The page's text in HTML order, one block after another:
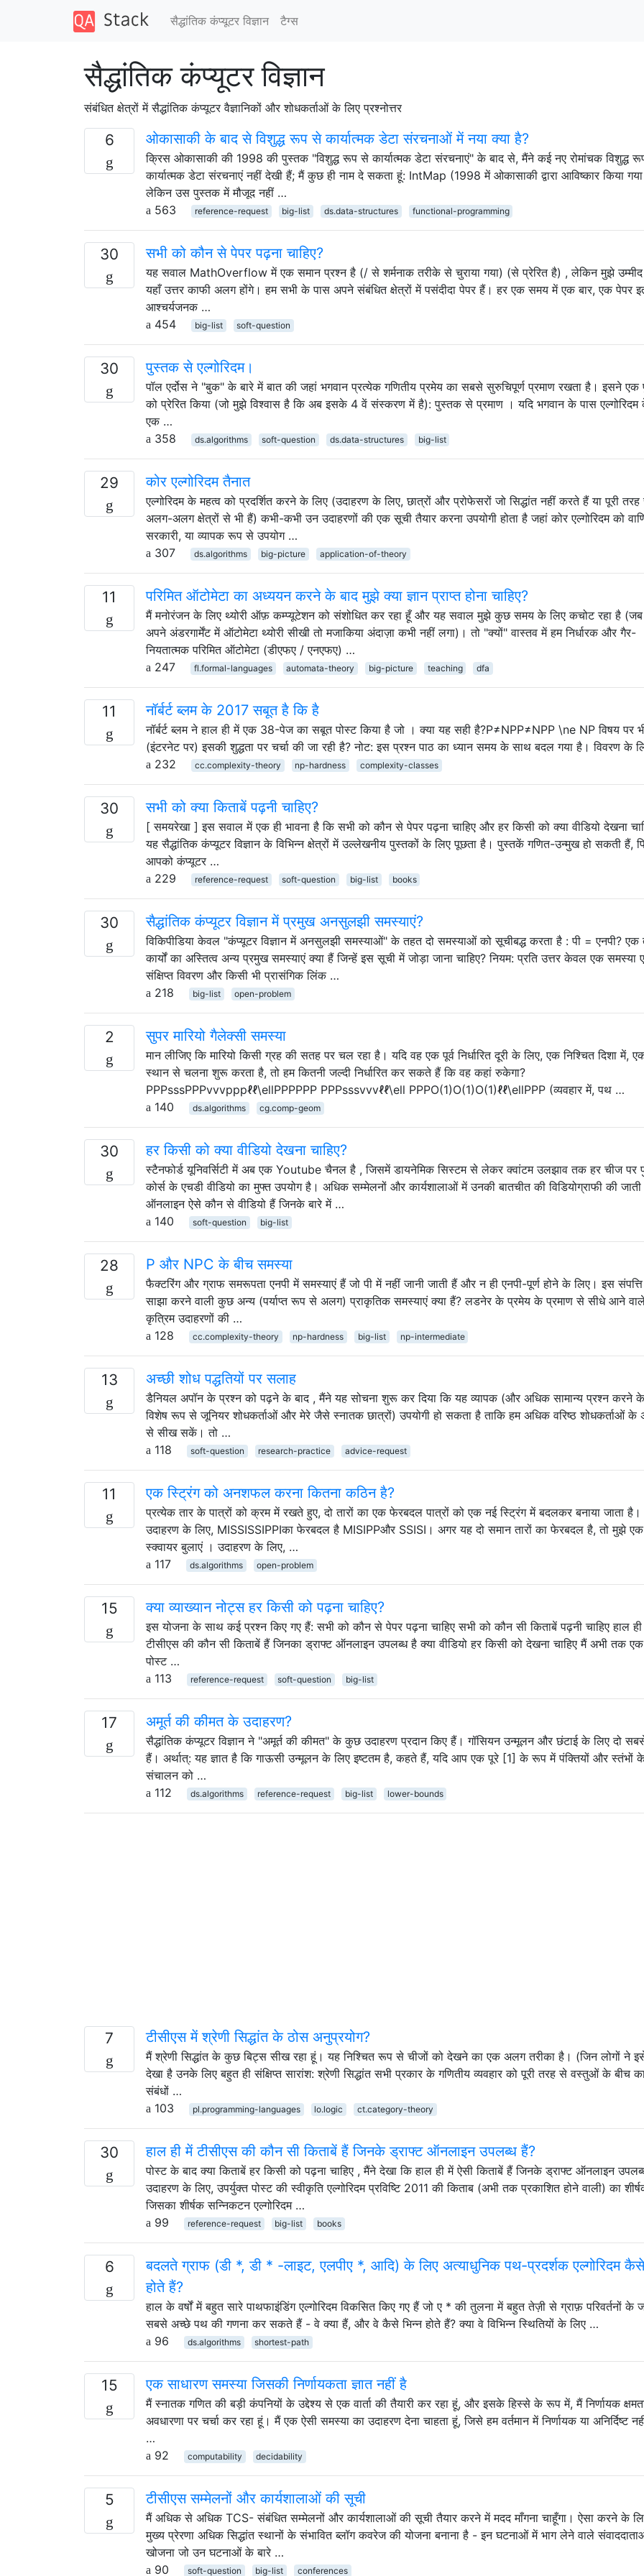
सैद्धांतिक कंप्यूटर विज्ञान टैग्‍स
सैद्धांतिक कंप्यूटर विज्ञान
संबंधित क्षेत्रों में सैद्धांतिक कंप्यूटर वैज्ञानिकों और शोधकर्ताओं के लिए प्रश्नोत्तर
6 ओकासाकी के बाद से विशुद्ध रूप से कार्यात्मक डेटा संरचनाओं में नया क्या है?
क्रिस ओकासाकी की 1998 की पुस्तक "विशुद्ध रूप से कार्यात्मक डेटा संरचनाएं" के बाद से, मैंने कई नए रोमांचक विशुद्ध
कार्यात्मक डेटा संरचनाएं नहीं देखी हैं; मैं कुछ ही नाम दे सकता हूं: IntMap (1998 में ओकासाकी द्वारा आविष्कार किया
लेकिन उस पुस्तक में मौजूद नहीं …
563
reference-request big-list ds.data-structures functional-programming
30 सभी को कौन से पेपर पढ़ना चाहिए?
यह सवाल MathOverflow में एक समान प्रश्न है (/ से शर्मनाक तरीके से चुराया गया) (से प्रेरित है) , लेकिन मुझे
यहाँ उत्तर काफी अलग होंगे। हम सभी के पास अपने संबंधित क्षेत्रों में पसंदीदा पेपर हैं। हर एक समय में एक बार, एक पेपर
आश्चर्यजनक …
454
big-list soft-question
30 पुस्तक से एल्गोरिदम।
पॉल एर्दोस ने "बुक" के बारे में बात की जहां भगवान प्रत्येक गणितीय प्रमेय का सबसे सुरुचिपूर्ण प्रमाण रखता है। इसने
को प्रेरित किया (जो मुझे विश्वास है कि अब इसके 4 वें संस्करण में है): पुस्तक से प्रमाण । यदि भगवान के पास एल्गोरिदम
एक …
358
ds.algorithms soft-question ds.data-structures big-list
29 कोर एल्गोरिदम तैनात
एल्गोरिदम के महत्व को प्रदर्शित करने के लिए (उदाहरण के लिए, छात्रों और प्रोफेसरों जो सिद्धांत नहीं करते हैं या पूरी
अलग-अलग क्षेत्रों से भी हैं) कभी-कभी उन उदाहरणों की एक सूची तैयार करना उपयोगी होता है जहां कोर एल्गोरिदम को
सरकारी, या व्यापक रूप से उपयोग …
307
ds.algorithms big-picture application-of-theory
11 परिमित ऑटोमेटा का अध्ययन करने के बाद मुझे क्या ज्ञान प्राप्त होना चाहिए?
मैं मनोरंजन के लिए थ्योरी ऑफ़ कम्प्यूटेशन को संशोधित कर रहा हूँ और यह सवाल मुझे कुछ समय के लिए कचोट रहा है
अपने अंडरगार्मेंट में ऑटोमेटा थ्योरी सीखी तो मजाकिया अंदाज़ा कभी नहीं लगा)। तो "क्यों" वास्तव में हम निर्धारक और गैर-
नियतात्मक परिमित ऑटोमेटा (डीएफए / एनएफए) …
247
fl.formal-languages automata-theory big-picture teaching dfa
11 नॉर्बर्ट ब्लम के 2017 सबूत है कि है
नॉर्बर्ट ब्लम ने हाल ही में एक 38-पेज का सबूत पोस्ट किया है जो । क्या यह सही है?P≠NPP≠NPP \ne NP विषय पर
(इंटरनेट पर) इसकी शुद्धता पर चर्चा की जा रही है? नोट: इस प्रश्न पाठ का ध्यान समय के साथ बदल गया है। विवरण के
232
cc.complexity-theory np-hardness complexity-classes
30 सभी को क्या किताबें पढ़नी चाहिए?
[ समयरेखा ] इस सवाल में एक ही भावना है कि सभी को कौन से पेपर पढ़ना चाहिए और हर किसी को क्या वीडियो देखना
यह सैद्धांतिक कंप्यूटर विज्ञान के विभिन्न क्षेत्रों में उल्लेखनीय पुस्तकों के लिए पूछता है। पुस्तकें गणित-उन्मुख हो सकती हैं,
आपको कंप्यूटर …
229
reference-request soft-question big-list books
30 सैद्धांतिक कंप्यूटर विज्ञान में प्रमुख अनसुलझी समस्याएं?
विकिपीडिया केवल "कंप्यूटर विज्ञान में अनसुलझी समस्याओं" के तहत दो समस्याओं को सूचीबद्ध करता है : पी = एनपी? एक
कार्यों का अस्तित्व अन्य प्रमुख समस्याएं क्या हैं जिन्हें इस सूची में जोड़ा जाना चाहिए? नियम: प्रति उत्तर केवल एक समस्या
संक्षिप्त विवरण और किसी भी प्रासंगिक लिंक …
218
big-list open-problem
2 सुपर मारियो गैलेक्सी समस्या
मान लीजिए कि मारियो किसी ग्रह की सतह पर चल रहा है। यदि वह एक पूर्व निर्धारित दूरी के लिए, एक निश्चित दिशा में,
स्थान से चलना शुरू करता है, तो हम कितनी जल्दी निर्धारित कर सकते हैं कि वह कहां रुकेगा?
PPPsssPPPvvvpppℓℓ\ellPPPPPP PPPsssvvvℓℓ\ell PPPO(1)O(1)O(1)ℓℓ\ellPPP (व्यवहार में, पथ …
140
ds.algorithms cg.comp-geom
30 हर किसी को क्या वीडियो देखना चाहिए?
स्टैनफोर्ड यूनिवर्सिटी में अब एक Youtube चैनल है , जिसमें डायनेमिक सिस्टम से लेकर क्वांटम उलझाव तक हर चीज
कोर्स के एचडी वीडियो का मुफ्त उपयोग है। अधिक सम्मेलनों और कार्यशालाओं में उनकी बातचीत की विडियोग्राफी की जाती
ऑनलाइन ऐसे कौन से वीडियो हैं जिनके बारे में …
140
soft-question big-list
28 P और NPC के बीच समस्या
फैक्टरिंग और ग्राफ समरूपता एनपी में समस्याएं हैं जो पी में नहीं जानी जाती हैं और न ही एनपी-पूर्ण होने के लिए। इस
साझा करने वाली कुछ अन्य (पर्याप्त रूप से अलग) प्राकृतिक समस्याएं क्या हैं? लडनेर के प्रमेय के प्रमाण से सीधे आने
कृत्रिम उदाहरणों की …
128
cc.complexity-theory np-hardness big-list np-intermediate
13 अच्छी शोध पद्धतियों पर सलाह
डैनियल अपॉन के प्रश्न को पढ़ने के बाद , मैंने यह सोचना शुरू कर दिया कि यह व्यापक (और अधिक सामान्य प्रश्न करने
विशेष रूप से जूनियर शोधकर्ताओं और मेरे जैसे स्नातक छात्रों) उपयोगी हो सकता है ताकि हम अधिक वरिष्ठ शोधकर्ताओं के
से सीख सकें। तो …
118
soft-question research-practice advice-request
11 एक स्ट्रिंग को अनशफल करना कितना कठिन है?
प्रत्येक तार के पात्रों को क्रम में रखते हुए, दो तारों का एक फेरबदल पात्रों को एक नई स्ट्रिंग में बदलकर बनाया जाता है।
उदाहरण के लिए, MISSISSIPPIका फेरबदल है MISIPPऔर SSISI। अगर यह दो समान तारों का फेरबदल है, तो मुझे एक
स्क्वायर बुलाएं । उदाहरण के लिए, …
117
ds.algorithms open-problem
15 क्या व्याख्यान नोट्स हर किसी को पढ़ना चाहिए?
इस योजना के साथ कई प्रश्न किए गए हैं: सभी को कौन से पेपर पढ़ना चाहिए सभी को कौन सी किताबें पढ़नी चाहिए हाल
टीसीएस की कौन सी किताबें हैं जिनका ड्राफ्ट ऑनलाइन उपलब्ध है क्या वीडियो हर किसी को देखना चाहिए मैं अभी तक
पोस्ट …
113
reference-request soft-question big-list
17 अमूर्त की कीमत के उदाहरण?
सैद्धांतिक कंप्यूटर विज्ञान ने "अमूर्त की कीमत" के कुछ उदाहरण प्रदान किए हैं। गॉसियन उन्मूलन और छंटाई के लिए दो
हैं। अर्थात्: यह ज्ञात है कि गाऊसी उन्मूलन के लिए इष्टतम है, कहते हैं, यदि आप एक पूरे [1] के रूप में पंक्तियों और स्तंभों
संचालन को …
112
ds.algorithms reference-request big-list lower-bounds
7 टीसीएस में श्रेणी सिद्धांत के ठोस अनुप्रयोग?
मैं श्रेणी सिद्धांत के कुछ बिट्स सीख रहा हूं। यह निश्चित रूप से चीजों को देखने का एक अलग तरीका है। (जिन लोगों ने
देखा है उनके लिए बहुत ही संक्षिप्त सारांश: श्रेणी सिद्धांत सभी प्रकार के गणितीय व्यवहार को पूरी तरह से वस्तुओं के बीच
संबंधों …
103
pl.programming-languages lo.logic ct.category-theory
30 हाल ही में टीसीएस की कौन सी किताबें हैं जिनके ड्राफ्ट ऑनलाइन उपलब्ध हैं?
पोस्ट के बाद क्या किताबें हर किसी को पढ़ना चाहिए , मैंने देखा कि हाल ही में ऐसी किताबें हैं जिनके ड्राफ्ट ऑनलाइन
उदाहरण के लिए, उपर्युक्त पोस्ट की स्वीकृति एल्गोरिदम प्रविष्टि 2011 की किताब (अभी तक प्रकाशित होने वाली) का
जिसका शीर्षक सन्निकटन एल्गोरिदम …
99
reference-request big-list books
6
बदलते ग्राफ (डी *, डी * -लाइट, एलपीए *, आदि) के लिए अत्याधुनिक पथ-प्रदर्शक एल्गोरिदम
होते हैं?
हाल के वर्षों में बहुत सारे पाथफाइंडिंग एल्गोरिदम विकसित किए गए हैं जो ए * की तुलना में बहुत तेज़ी से ग्राफ़ परिवर्तनों के
सबसे अच्छे पथ की गणना कर सकते हैं - वे क्या हैं, और वे कैसे भिन्न होते हैं? क्या वे विभिन्न स्थितियों के लिए …
96
ds.algorithms shortest-path
15 एक साधारण समस्या जिसकी निर्णायकता ज्ञात नहीं है
मैं स्नातक गणित की बड़ी कंपनियों के उद्देश्य से एक वार्ता की तैयारी कर रहा हूं, और इसके हिस्से के रूप में, मैं निर्णायक
अवधारणा पर चर्चा कर रहा हूं। मैं एक ऐसी समस्या का उदाहरण देना चाहता हूं, जिसे हम वर्तमान में निर्णायक या अनिर्दिष्ट
…
92
computability decidability
5 टीसीएस सम्मेलनों और कार्यशालाओं की सूची
मैं अधिक से अधिक TCS- संबंधित सम्मेलनों और कार्यशालाओं की सूची तैयार करने में मदद माँगना चाहूँगा। ऐसा करने के
मुख्य प्रेरणा अधिक सिद्धांत स्थानों के संभावित ब्लॉग कवरेज की योजना बनाना है - इन घटनाओं में भाग लेने वाले
खोजना जो उन घटनाओं के बारे …
90
soft-question big-list conferences